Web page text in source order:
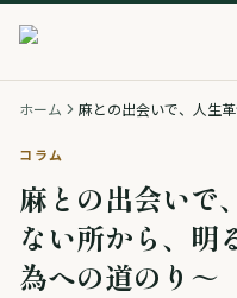
ホーム
コラム
麻との出会いで
ない所から、明
為への道のり～